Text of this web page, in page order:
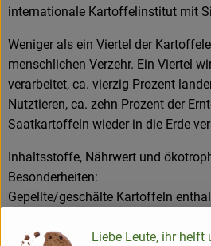
internationale Kartoffelinstitut mit
Weniger als ein Viertel der
menschlichen Verzehr. Ein Viertel
verarbeitet, ca. vierzig Prozent
Nutztieren, ca. zehn Prozent der
Saatkartoffeln wieder in die Erde
Inhaltsstoffe, Nährwert und
Besonderheiten:
Gepellte/geschälte Kartoffeln
* ca. 2 Prozent EiweißLiebe Leute, ihr helft